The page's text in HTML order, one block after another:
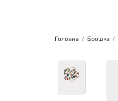
Головна Брошка